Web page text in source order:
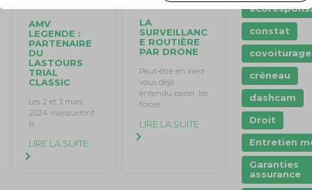
AMV
LEGENDE :
PARTENAIRE
DU
LASTOURS
TRIAL
CLASSIC
Les 2 et 3 mars
2024 marqueront
la
LIRE LA SUITE
LA
SURVEILLANC
E ROUTIÈRE
PAR DRONE
Peut-être en avez-
vous déjà
entendu parler, les
forces
LIRE LA SUITE
constat
covoiturage
créneau
dashcam
Droit
Entretien
Garanties
assurance